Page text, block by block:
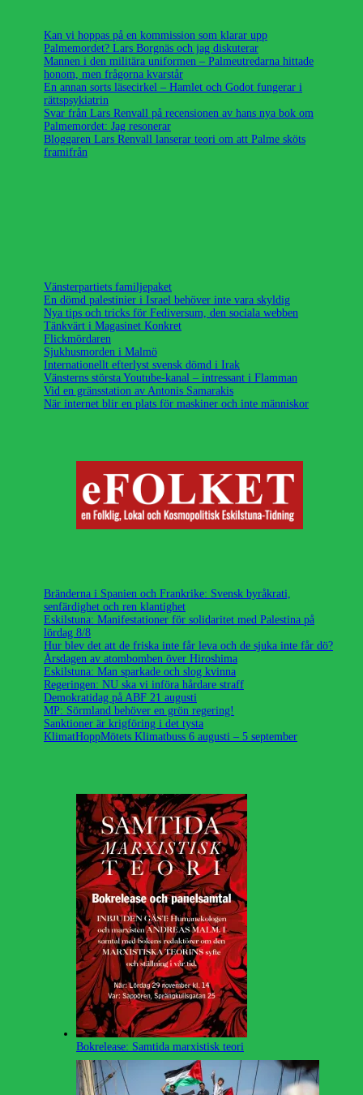
Kan vi hoppas på en kommission som klarar upp
Palmemordet? Lars Borgnäs och jag diskuterar
Mannen i den militära uniformen – Palmeutredarna hittade
honom, men frågorna kvarstår
En annan sorts läsecirkel – Hamlet och Godot fungerar i
rättspsykiatrin
Svar från Lars Renvall på recensionen av hans nya bok om
Palmemordet: Jag resonerar
Bloggaren Lars Renvall lanserar teori om att Palme sköts
framifrån
Vänsterpartiets familjepaket
En dömd palestinier i Israel behöver inte vara skyldig
Nya tips och tricks för Fediversum, den sociala webben
Tänkvärt i Magasinet Konkret
Flickmördaren
Sjukhusmorden i Malmö
Internationellt efterlyst svensk dömd i Irak
Vänsterns största Youtube-kanal – intressant i Flamman
Vid en gränsstation av Antonis Samarakis
När internet blir en plats för maskiner och inte människor
Bränderna i Spanien och Frankrike: Svensk byråkrati,
senfärdighet och ren klantighet
Eskilstuna: Manifestationer för solidaritet med Palestina på
lördag 8/8
Hur blev det att de friska inte får leva och de sjuka inte får dö?
Årsdagen av atombomben över Hiroshima
Eskilstuna: Man sparkade och slog kvinna
Regeringen: NU ska vi införa hårdare straff
Demokratidag på ABF 21 augusti
MP: Sörmland behöver en grön regering!
Sanktioner är krigföring i det tysta
KlimatHoppMötets Klimatbuss 6 augusti – 5 september
Bokrelease: Samtida marxistisk teori